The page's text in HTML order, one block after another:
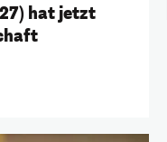
hat jetzt